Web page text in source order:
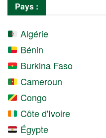
Pays :
Algérie
Bénin
Burkina Faso
Cameroun
Congo
Côte d'Ivoire
Égypte